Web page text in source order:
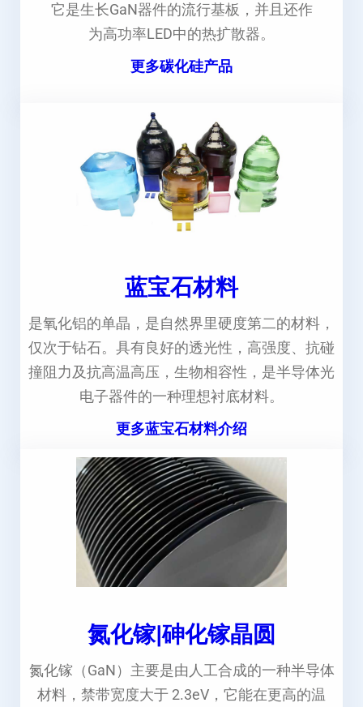
它是生长GaN器件的流行基板，并且还作
为高功率LED中的热扩散器。
更多碳化硅产品
蓝宝石材料
是氧化铝的单晶，是自然界里硬度第二的材料，
仅次于钻石。具有良好的透光性，高强度、抗碰
撞阻力及抗高温高压，生物相容性，是半导体光
电子器件的一种理想衬底材料。
更多蓝宝石材料介绍
氮化镓|砷化镓晶圆
氮化镓（GaN）主要是由人工合成的一种半导体
材料，禁带宽度大于 2.3eV，它能在更高的温